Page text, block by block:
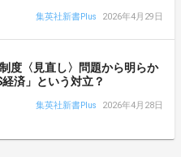
集英社新書Plus 2026年4月29日
度〈見直し〉問題から明らか
済」という対立？
集英社新書Plus 2026年4月28日